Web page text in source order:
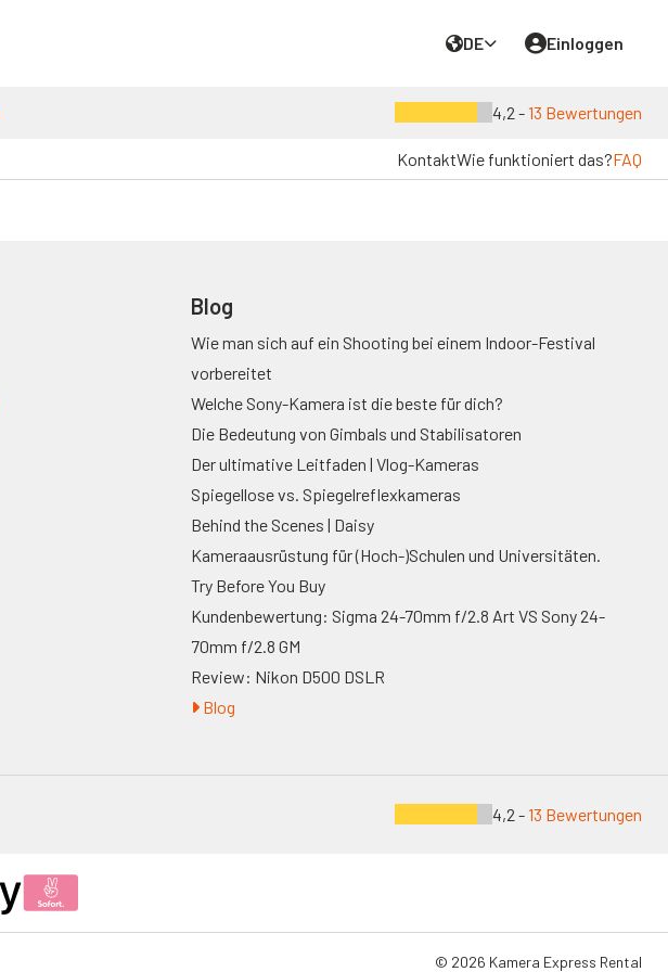
DE Einloggen
4,2 -13 Bewertungen
KontaktWie funktioniert das?FAQ
Blog
Wie man sich auf ein Shooting bei einem Indoor-Festival
vorbereitet
Welche Sony-Kamera ist die beste für dich?
Die Bedeutung von Gimbals und Stabilisatoren
Der ultimative Leitfaden | Vlog-Kameras
Spiegellose vs. Spiegelreflexkameras
Behind the Scenes | Daisy
Kameraausrüstung für (Hoch-)Schulen und Universitäten.
Try Before You Buy
Kundenbewertung: Sigma 24-70mm f/2.8 Art VS Sony 24-
70mm f/2.8 GM
Review: Nikon D500 DSLR
Blog
4,2 -13 Bewertungen
© 2026 Kamera Express Rental